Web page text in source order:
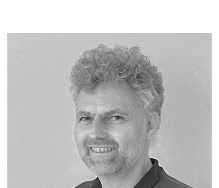
Tätigkeiten
UHAMC_ISKD informiert